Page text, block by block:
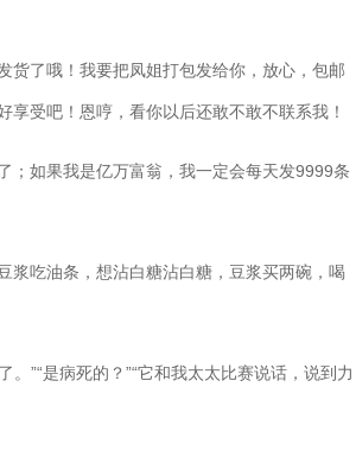
货了哦！我要把凤姐打包发给你，放心，包邮
受吧！恩哼，看你以后还敢不敢不联系我！
；如果我是亿万富翁，我一定会每天发9999条
浆吃油条，想沾白糖沾白糖，豆浆买两碗，喝
”“是病死的？”“它和我太太比赛说话，说到力